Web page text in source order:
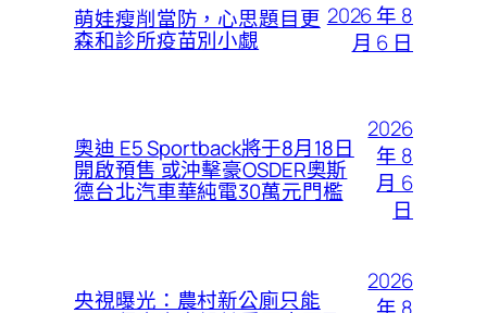
萌娃瘦削當防，心思題目更
森和診所疫苗別小覷
2026 年 8
月 6 日
奧迪 E5 Sportback將于8月18日
開啟預售 或沖擊豪OSDER奧斯
德台北汽車華純電30萬元門檻
2026
年 8
月 6
日
央視曝光：農村新公廁只能
2026
年 8